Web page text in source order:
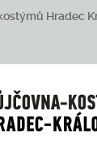
Hradec